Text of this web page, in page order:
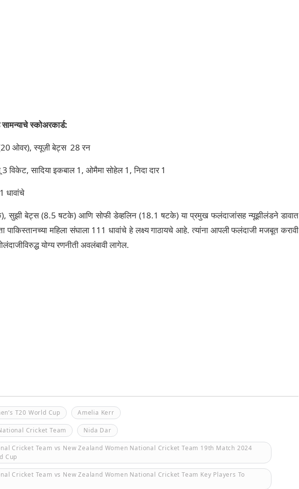
स्कोअरकार्ड:
ओवर), स्यूज़ी बेट्स 28 रन
विकेट, सादिया इकबाल 1, ओमैमा सोहेल 1, निदा दार 1
धावांचे
सुझी बेट्स (8.5 षटके) आणि सोफी डेव्हलिन (18.1 षटके) या प्रमुख फलंदाजांसह न्यूझीलंडने डावात
महिला संघाला 111 धावांचे हे लक्ष्य गाठायचे आहे. त्यांना आपली फलंदाजी मजबूत करावी
योग्य रणनीती अवलंबावी लागेल.
T20 World Cup Amelia Kerr
Cricket Team Nida Dar
Cricket Team vs New Zealand Women National Cricket Team 19th Match 2024
Cup
Cricket Team vs New Zealand Women National Cricket Team Key Players To